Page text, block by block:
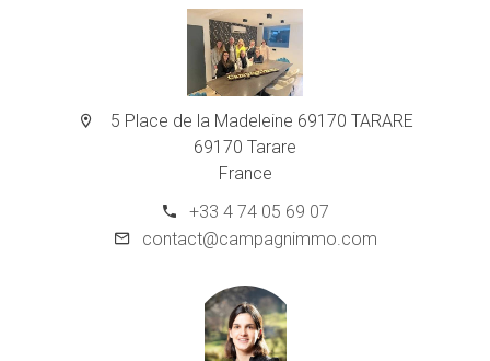
5 Place de la Madeleine 69170 TARARE
69170 Tarare
France
+33 4 74 05 69 07
contact@campagnimmo.com